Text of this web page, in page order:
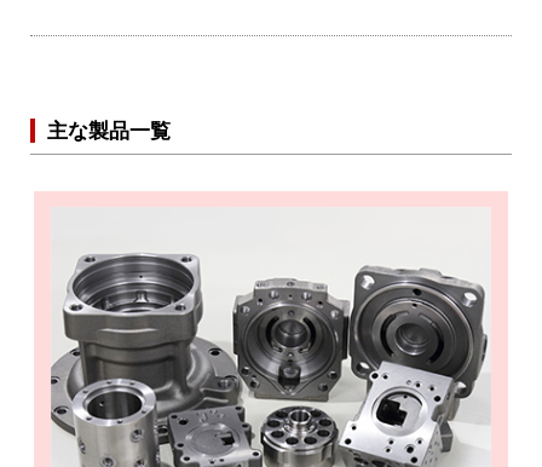
主な製品一覧